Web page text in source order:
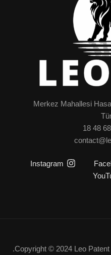
Merkez Mahallesi
Instagram
Copyright © 2024 Leo